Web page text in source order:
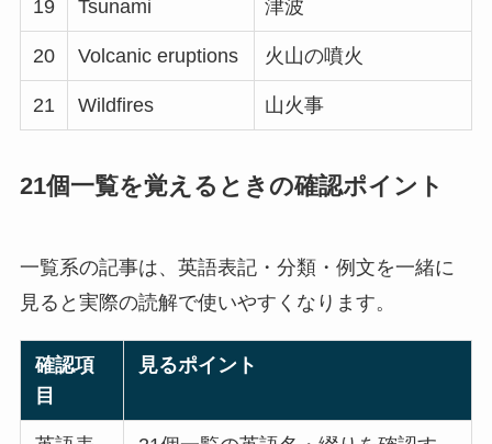
19 Tsunami 津波
20 Volcanic eruptions 火山の噴火
21 Wildfires 山火事
21個一覧を覚えるときの確認ポイント
一覧系の記事は、英語表記・分類・例文を一緒に
見ると実際の読解で使いやすくなります。
確認項
目
見るポイント